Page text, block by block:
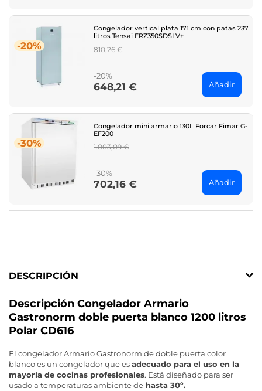
-20%
Congelador vertical plata 171 cm con patas 237
litros Tensai FRZ350SDSLV+
Regular
810,26 €
-20%
Price
648,21 € Añadir
-30%
Congelador mini armario 130L Forcar Fimar G-
EF200
Regular
1.003,09 €
-30%
Price
702,16 € Añadir
DESCRIPCIÓN
Descripción Congelador Armario
Gastronorm doble puerta blanco 1200 litros
Polar CD616
El congelador Armario Gastronorm de doble puerta color
blanco es un congelador que esadecuado para el uso en la
mayoría de cocinas profesionales. Está diseñado para ser
usado a temperaturas ambiente de hasta 30º.